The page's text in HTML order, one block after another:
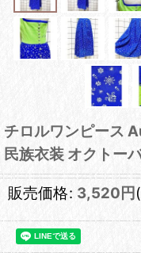
チロルワンピース
民族衣装 オクトー
販売価格: 3,520 円